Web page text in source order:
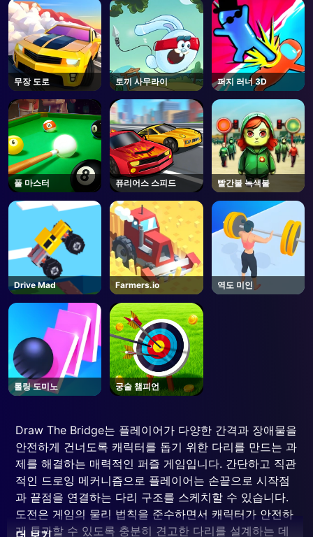
무장 도로 토끼 사무라이 퍼지 러너 3D
풀 마스터 퓨리어스 스피드 빨간불 녹색불
Drive Mad Farmers.io 역도 미인
롤링 도미노 궁술 챔피언
Draw The Bridge는 플레이어가 다양한 간격과 장애물을
안전하게 건너도록 캐릭터를 돕기 위한 다리를 만드는 과
제를 해결하는 매력적인 퍼즐 게임입니다. 간단하고 직관
적인 드로잉 메커니즘으로 플레이어는 손끝으로 시작점
과 끝점을 연결하는 다리 구조를 스케치할 수 있습니다.
도전은 게임의 물리 법칙을 준수하면서 캐릭터가 안전하
게 통과할 수 있도록 충분히 견고한 다리를 설계하는 데